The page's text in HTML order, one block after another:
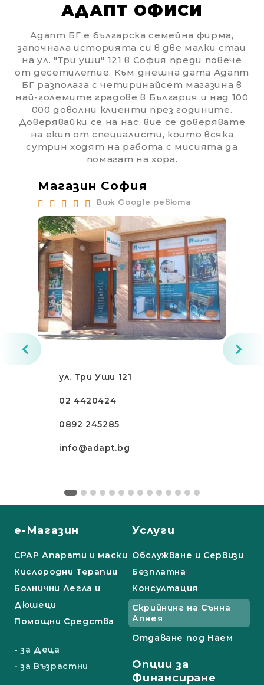
АДАПТ ОФИСИ
Адапт БГ е българска семейна фирма,
започнала историята си в две малки стаи
на ул. "Три уши" 121 в София преди повече
от десетилетие. Към днешна дата Адапт
БГ разполага с четиринайсет магазина в
най-големите градове в България и над 100
000 доволни клиенти през годините.
Доверявайки се на нас, вие се доверявате
на екип от специалисти, които всяка
сутрин ходят на работа с мисията да
помагат на хора.
Магазин София
Виж Google ревюта
ул. Три Уши 121
02 4420424
0892 245285
info@adapt.bg
е-Магазин
СРАР Апарати и маски
Кислородни Терапии
Болнични Легла и
Дюшеци
Помощни Средства
- за Деца
- за Възрастни
Услуги
Обслужване и Сервизи
Безплатна
Консултация
Скрийнинг на Сънна
Апнея
Отдаване под Наем
Опции за
Финансиране